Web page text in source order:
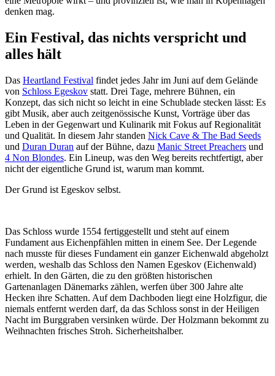
denken mag.
Ein Festival, das nichts verspricht und
alles hält
Das Heartland Festival findet jedes Jahr im Juni auf dem Gelände
von Schloss Egeskov statt. Drei Tage, mehrere Bühnen, ein
Konzept, das sich nicht so leicht in eine Schublade stecken lässt: Es
gibt Musik, aber auch zeitgenössische Kunst, Vorträge über das
Leben in der Gegenwart und Kulinarik mit Fokus auf Regionalität
und Qualität. In diesem Jahr standen Nick Cave & The Bad Seeds
und Duran Duran auf der Bühne, dazu Manic Street Preachers und
4 Non Blondes. Ein Lineup, was den Weg bereits rechtfertigt, aber
nicht der eigentliche Grund ist, warum man kommt.
Der Grund ist Egeskov selbst.
Das Schloss wurde 1554 fertiggestellt und steht auf einem
Fundament aus Eichenpfählen mitten in einem See. Der Legende
nach musste für dieses Fundament ein ganzer Eichenwald abgeholzt
werden, weshalb das Schloss den Namen Egeskov (Eichenwald)
erhielt. In den Gärten, die zu den größten historischen
Gartenanlagen Dänemarks zählen, werfen über 300 Jahre alte
Hecken ihre Schatten. Auf dem Dachboden liegt eine Holzfigur, die
niemals entfernt werden darf, da das Schloss sonst in der Heiligen
Nacht im Burggraben versinken würde. Der Holzmann bekommt zu
Weihnachten frisches Stroh. Sicherheitshalber.